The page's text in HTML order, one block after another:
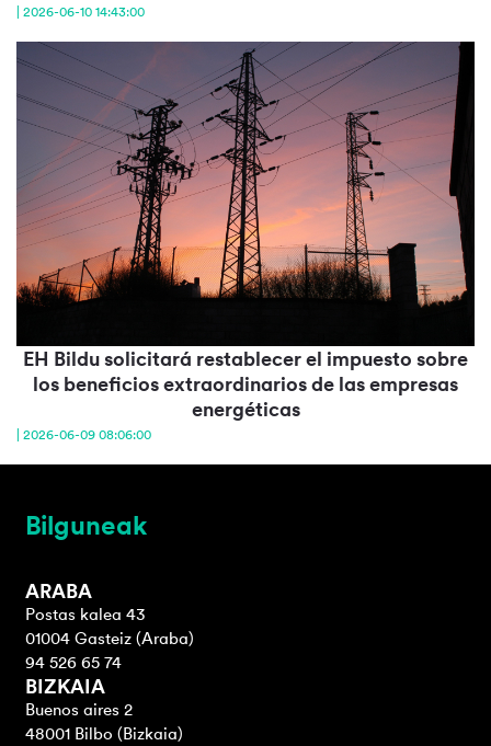
| 2026-06-10 14:43:00
EH Bildu solicitará restablecer el impuesto sobre
los beneficios extraordinarios de las empresas
energéticas
| 2026-06-09 08:06:00
Bilguneak
ARABA
Postas kalea 43
01004 Gasteiz (Araba)
94 526 65 74
BIZKAIA
Buenos aires 2
48001 Bilbo (Bizkaia)